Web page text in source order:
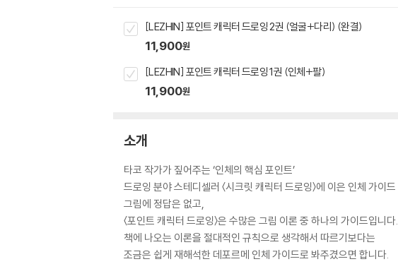
[LEZHIN] 포인트 캐릭터 드로잉 2권 (얼굴+다리) (완결)
11,900원
[LEZHIN] 포인트 캐릭터 드로잉 1권 (인체+팔)
11,900원
소개
타코 작가가 짚어주는 ‘인체의 핵심 포인트’
드로잉 분야 스테디셀러 〈시크릿 캐릭터 드로잉〉에 이은 인체 가이드
그림에 정답은 없고,
〈포인트 캐릭터 드로잉〉은 수많은 그림 이론 중 하나의 가이드입니다.
책에 나오는 이론을 절대적인 규칙으로 생각해서 따르기보다는
조금은 쉽게 재해석한 데포르메 인체 가이드로 봐주겼으면 합니다.